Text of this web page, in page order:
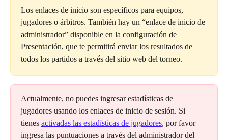
Los enlaces de inicio son específicos para equipos,
jugadores o árbitros. También hay un “enlace de inicio de
administrador” disponible en la configuración de
Presentación, que te permitirá enviar los resultados de
todos los partidos a través del sitio web del torneo.
Actualmente, no puedes ingresar estadísticas de
jugadores usando los enlaces de inicio de sesión. Si
tienes activadas las estadísticas de jugadores, por favor
ingresa las puntuaciones a través del administrador del